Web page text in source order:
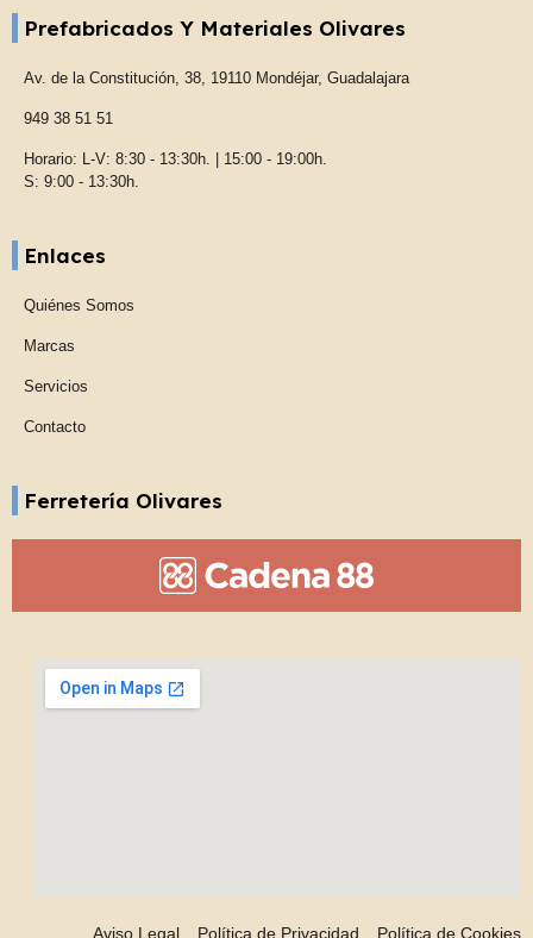
Prefabricados Y Materiales Olivares
Av. de la Constitución, 38, 19110 Mondéjar, Guadalajara
949 38 51 51
Horario: L-V: 8:30 - 13:30h. | 15:00 - 19:00h.
S: 9:00 - 13:30h.
Enlaces
Quiénes Somos
Marcas
Servicios
Contacto
Ferretería Olivares
Aviso Legal Política de Privacidad Política de Cookies